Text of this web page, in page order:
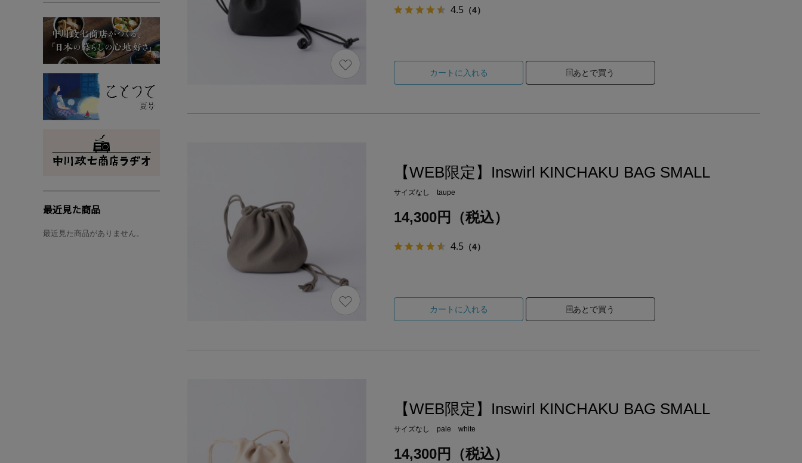
最近見た商品
最近見た商品がありません。
4.5 （4）
カートに入れる あとで買う
【WEB限定】Inswirl KINCHAKU BAG SMALL
サイズなし taupe
14,300円（税込）
4.5 （4）
カートに入れる あとで買う
【WEB限定】Inswirl KINCHAKU BAG SMALL
サイズなし pale white
14,300円（税込）